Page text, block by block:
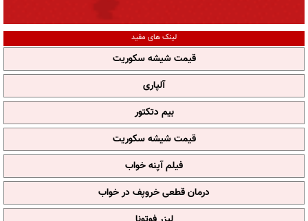
لینک های مفید
قیمت شیشه سکوریت
آلپاری
بیم دتکتور
قیمت شیشه سکوریت
فیلم آپنه خواب
درمان قطعی خروپف در خواب